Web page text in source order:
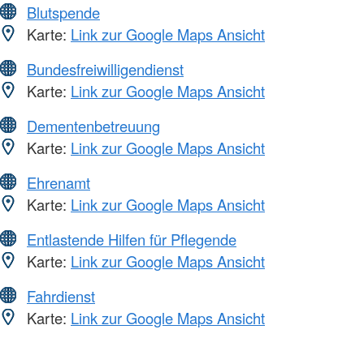
Blutspende
Karte: Link zur Google Maps Ansicht
Bundesfreiwilligendienst
Karte: Link zur Google Maps Ansicht
Dementenbetreuung
Karte: Link zur Google Maps Ansicht
Ehrenamt
Karte: Link zur Google Maps Ansicht
Entlastende Hilfen für Pflegende
Karte: Link zur Google Maps Ansicht
Fahrdienst
Karte: Link zur Google Maps Ansicht